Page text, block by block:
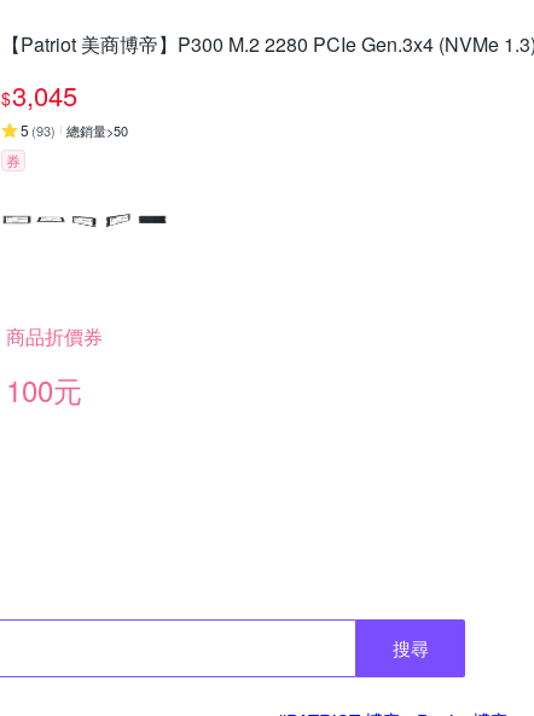
【Patriot 美商博帝】P300 M.2 2280 PCIe Gen.3x4 (NVMe
$3,045
5 (93) 總銷量>50
券
商品折價券
100元
搜尋